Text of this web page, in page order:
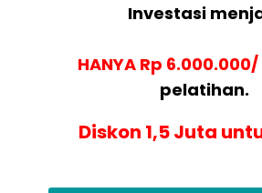
Investasi
HANYA Rp 6.000.000/
pelatihan.
Diskon 1,5 Juta